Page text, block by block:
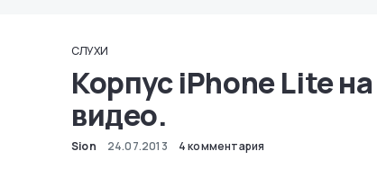
СЛУХИ
Корпус iPhone Lite на
видео.
Sion 24.07.2013 4 комментария